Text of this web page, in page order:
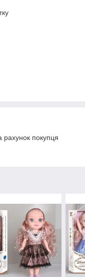
рахунок покупця